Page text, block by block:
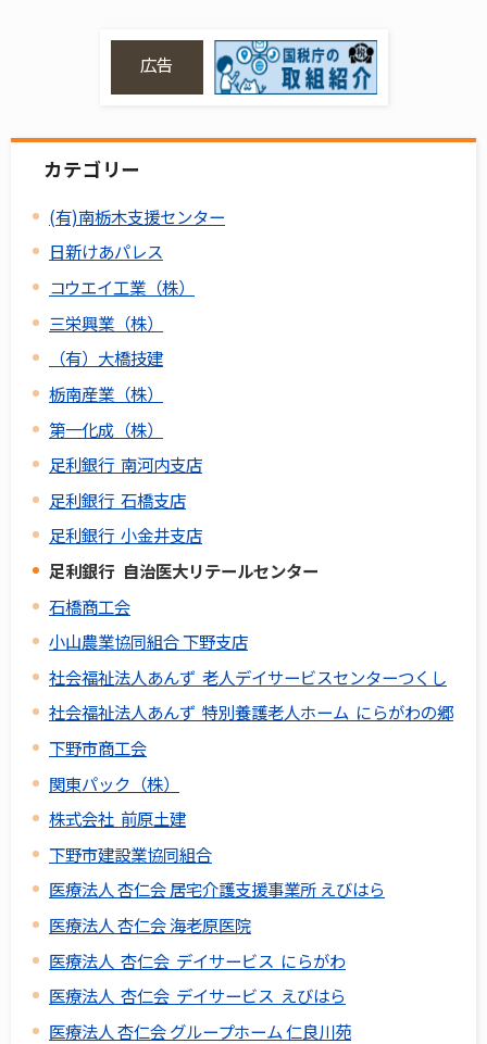
広告
カテゴリー
(有)南栃木支援センター
日新けあパレス
コウエイ工業（株）
三栄興業（株）
（有）大橋技建
栃南産業（株）
第一化成（株）
足利銀行 南河内支店
足利銀行 石橋支店
足利銀行 小金井支店
足利銀行 自治医大リテールセンター
石橋商工会
小山農業協同組合 下野支店
社会福祉法人あんず 老人デイサービスセンターつくし
社会福祉法人あんず 特別養護老人ホーム にらがわの郷
下野市商工会
関東パック（株）
株式会社 前原土建
下野市建設業協同組合
医療法人 杏仁会 居宅介護支援事業所 えびはら
医療法人 杏仁会 海老原医院
医療法人 杏仁会 デイサービス にらがわ
医療法人 杏仁会 デイサービス えびはら
医療法人 杏仁会 グループホーム 仁良川苑